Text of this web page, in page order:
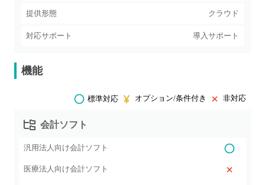
提供形態 クラウド
対応サポート 導入サポート
機能
標準対応 オプション/条件付き 非対応
会計ソフト
汎用法人向け会計ソフト
医療法人向け会計ソフト